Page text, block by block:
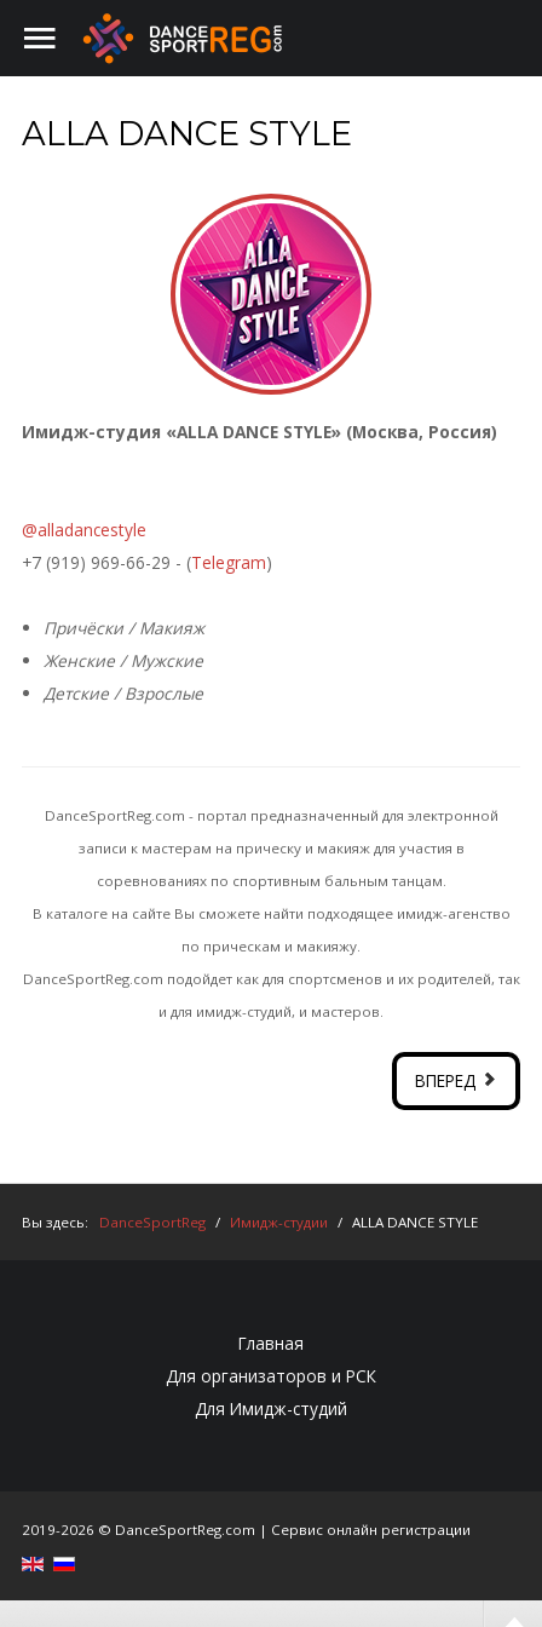
Главная
ALLA DANCE STYLE
Имидж-студия «ALLA DANCE STYLE» (Москва, Россия)
@alladancestyle
+7 (919) 969-66-29 - (Telegram)
Причёски / Макияж
Женские / Мужские
Детские / Взрослые
DanceSportReg.com - портал предназначенный для электронной
записи к мастерам на прическу и макияж для участия в
соревнованиях по спортивным бальным танцам.
В каталоге на сайте Вы сможете найти подходящее имидж-агенство
по прическам и макияжу.
DanceSportReg.com подойдет как для спортсменов и их родителей, так
и для имидж-студий, и мастеров.
ВПЕРЕД
Вы здесь: DanceSportReg / Имидж-студии / ALLA DANCE STYLE
Главная
Для организаторов и РСК
Для Имидж-студий
2019-2026 © DanceSportReg.com | Сервис онлайн регистрации